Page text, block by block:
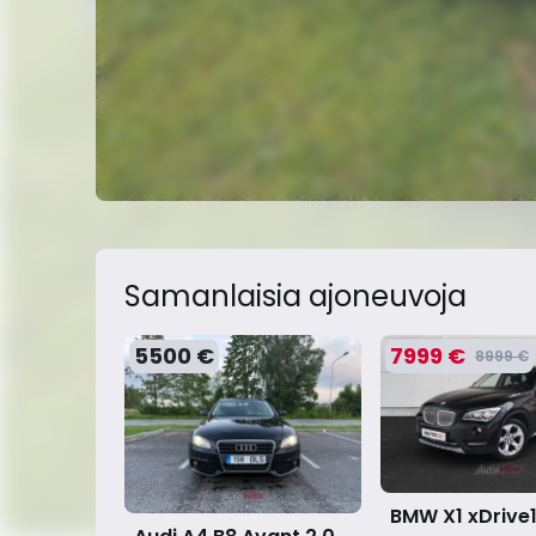
Samanlaisia ​​ajoneuvoja
5500 € 7999 € 8999 €
BMW X1